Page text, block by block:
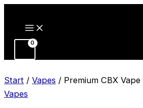
Inhalt
springen
Start / Vapes / Premium CBX
Vapes